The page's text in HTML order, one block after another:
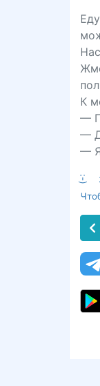
К
—
—
— Я
:-)